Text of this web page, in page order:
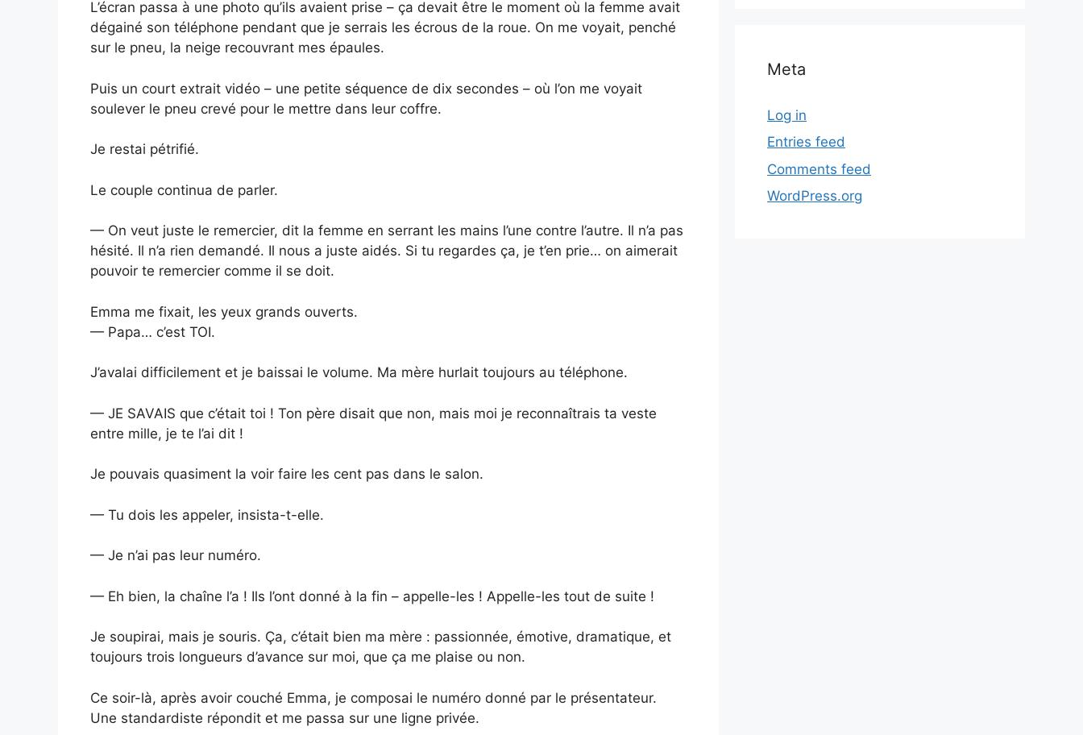
L’écran passa à une photo qu’ils avaient prise – ça devait être le moment où la femme avait
dégainé son téléphone pendant que je serrais les écrous de la roue. On me voyait, penché
sur le pneu, la neige recouvrant mes épaules.
Puis un court extrait vidéo – une petite séquence de dix secondes – où l’on me voyait
soulever le pneu crevé pour le mettre dans leur coffre.
Je restai pétrifié.
Le couple continua de parler.
— On veut juste le remercier, dit la femme en serrant les mains l’une contre l’autre. Il n’a pas
hésité. Il n’a rien demandé. Il nous a juste aidés. Si tu regardes ça, je t’en prie… on aimerait
pouvoir te remercier comme il se doit.
Emma me fixait, les yeux grands ouverts.
— Papa… c’est TOI.
J’avalai difficilement et je baissai le volume. Ma mère hurlait toujours au téléphone.
— JE SAVAIS que c’était toi ! Ton père disait que non, mais moi je reconnaîtrais ta veste
entre mille, je te l’ai dit !
Je pouvais quasiment la voir faire les cent pas dans le salon.
— Tu dois les appeler, insista-t-elle.
— Je n’ai pas leur numéro.
— Eh bien, la chaîne l’a ! Ils l’ont donné à la fin – appelle-les ! Appelle-les tout de suite !
Je soupirai, mais je souris. Ça, c’était bien ma mère : passionnée, émotive, dramatique, et
toujours trois longueurs d’avance sur moi, que ça me plaise ou non.
Ce soir-là, après avoir couché Emma, je composai le numéro donné par le présentateur.
Une standardiste répondit et me passa sur une ligne privée.
Meta
Log in
Entries feed
Comments feed
WordPress.org